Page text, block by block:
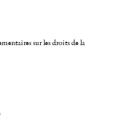
sur les droits de la